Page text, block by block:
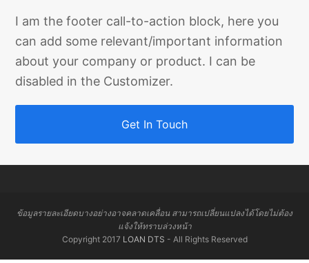
I am the footer call-to-action block, here you
can add some relevant/important information
about your company or product. I can be
disabled in the Customizer.
Get In Touch
ข้อมูลรายละเอียดบางอย่างอาจคลาดเคลื่อน สามารถเปลี่ยนแปลงได้โดยไม่ต้อง
แจ้งให้ทราบล่วงหน้า
Copyright 2017 LOAN DTS - All Rights Reserved